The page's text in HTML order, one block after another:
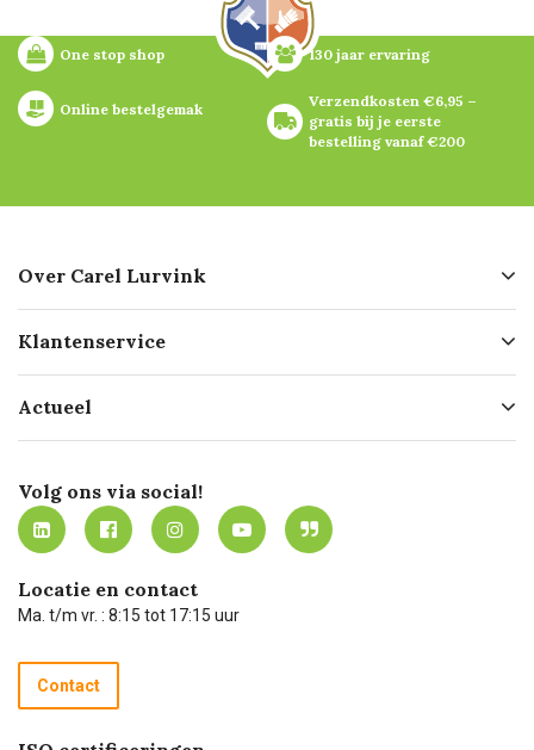
One stop shop 130 jaar ervaring
Online bestelgemak
Verzendkosten €6,95 –
gratis bij je eerste
bestelling vanaf €200
Over Carel Lurvink
Geschiedenis
Missie
Werken bij Carel Lurvink
MVO
Klantenservice
Bezorgen
Mijn Carel Lurvink
Mijn Carel Lurvink instructievideo's
Carel Lurvink App
Hulp op afstand
Technische dienst
Recycle programma
Betalen
Actueel
Innovation LAB
Tevreden klanten
Carel Lurvink Blog
Carel de podcast
Volg ons via social!
Locatie en contact
Ma. t/m vr. : 8:15 tot 17:15 uur
Contact